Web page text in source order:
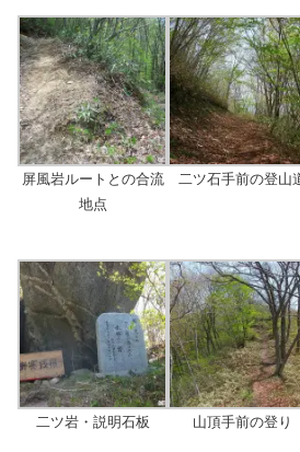
屏風岩ルートとの合流
地点
二ツ石手前の登山
二ツ岩・説明石板 山頂手前の登り